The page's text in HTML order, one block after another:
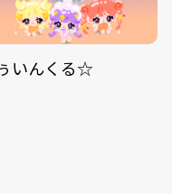
いんくる☆